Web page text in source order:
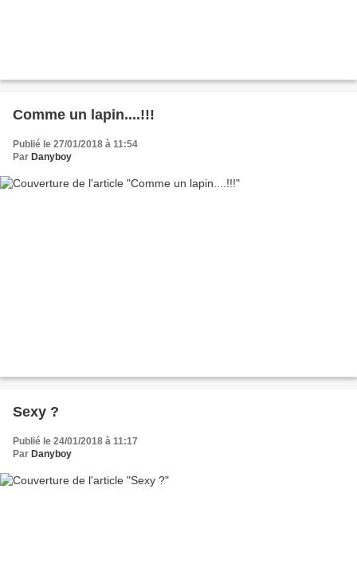
Comme un lapin....!!!
Publié le 27/01/2018 à 11:54
Par Danyboy
Sexy ?
Publié le 24/01/2018 à 11:17
Par Danyboy